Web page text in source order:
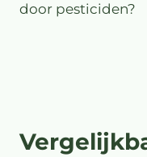
door pesticiden?